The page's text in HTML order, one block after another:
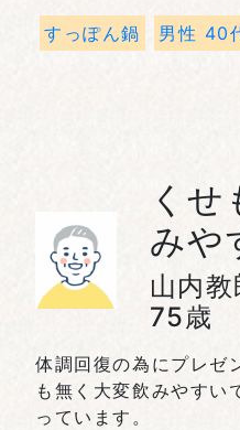
すっぽん鍋 男性 40
くせ
みや
山内
75歳
体調回復の為にプレゼ
も無く大変飲みやすい
っています。